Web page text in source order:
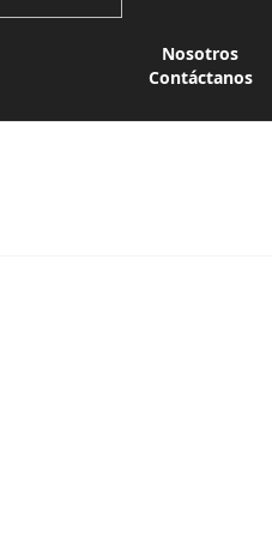
Nosotros
Contáctanos